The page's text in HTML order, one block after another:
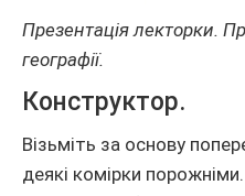
Презентація лекторки.
географії.
Конструктор.
Візьміть за основу
деякі комірки